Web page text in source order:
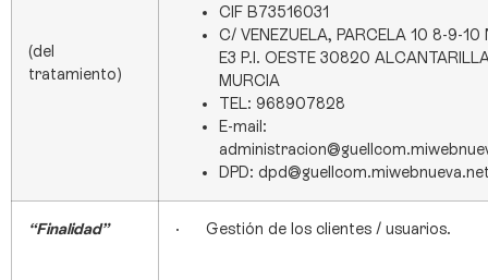
(del
tratamiento)
CIF B73516031
C/ VENEZUELA, PARCELA 10 8-9-10
E3 P.I. OESTE 30820
MURCIA
TEL: 968907828
E-mail:
DPD:
“Finalidad” · Gestión de los clientes / usuarios.